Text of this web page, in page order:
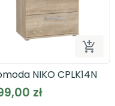

NIKO CPLK14N
zł